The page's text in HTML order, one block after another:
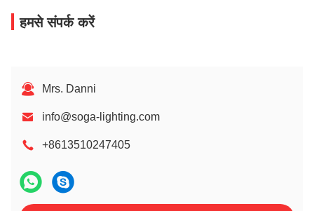
हमसे संपर्क करें
Mrs. Danni
info@soga-lighting.com
+8613510247405